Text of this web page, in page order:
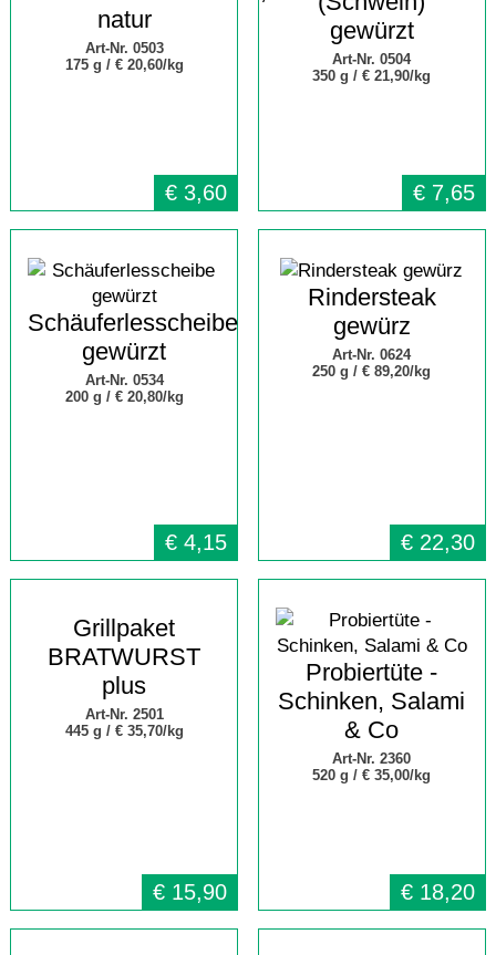
natur
Art-Nr. 0503
175 g / € 20,60/kg
€ 3,60
gewürzt
Art-Nr. 0504
350 g /€ 21,90/kg
€ 7,65
Schäuferlesscheibe
gewürzt
Art-Nr. 0534
200 g / € 20,80/kg
€ 4,15
Rindersteak
gewürz
Art-Nr. 0624
250 g /€ 89,20/kg
€ 22,30
Grillpaket
BRATWURST
plus
Art-Nr. 2501
445 g / € 35,70/kg
€ 15,90
Probiertüte -
Schinken, Salami
& Co
Art-Nr. 2360
520 g /€ 35,00/kg
€ 18,20